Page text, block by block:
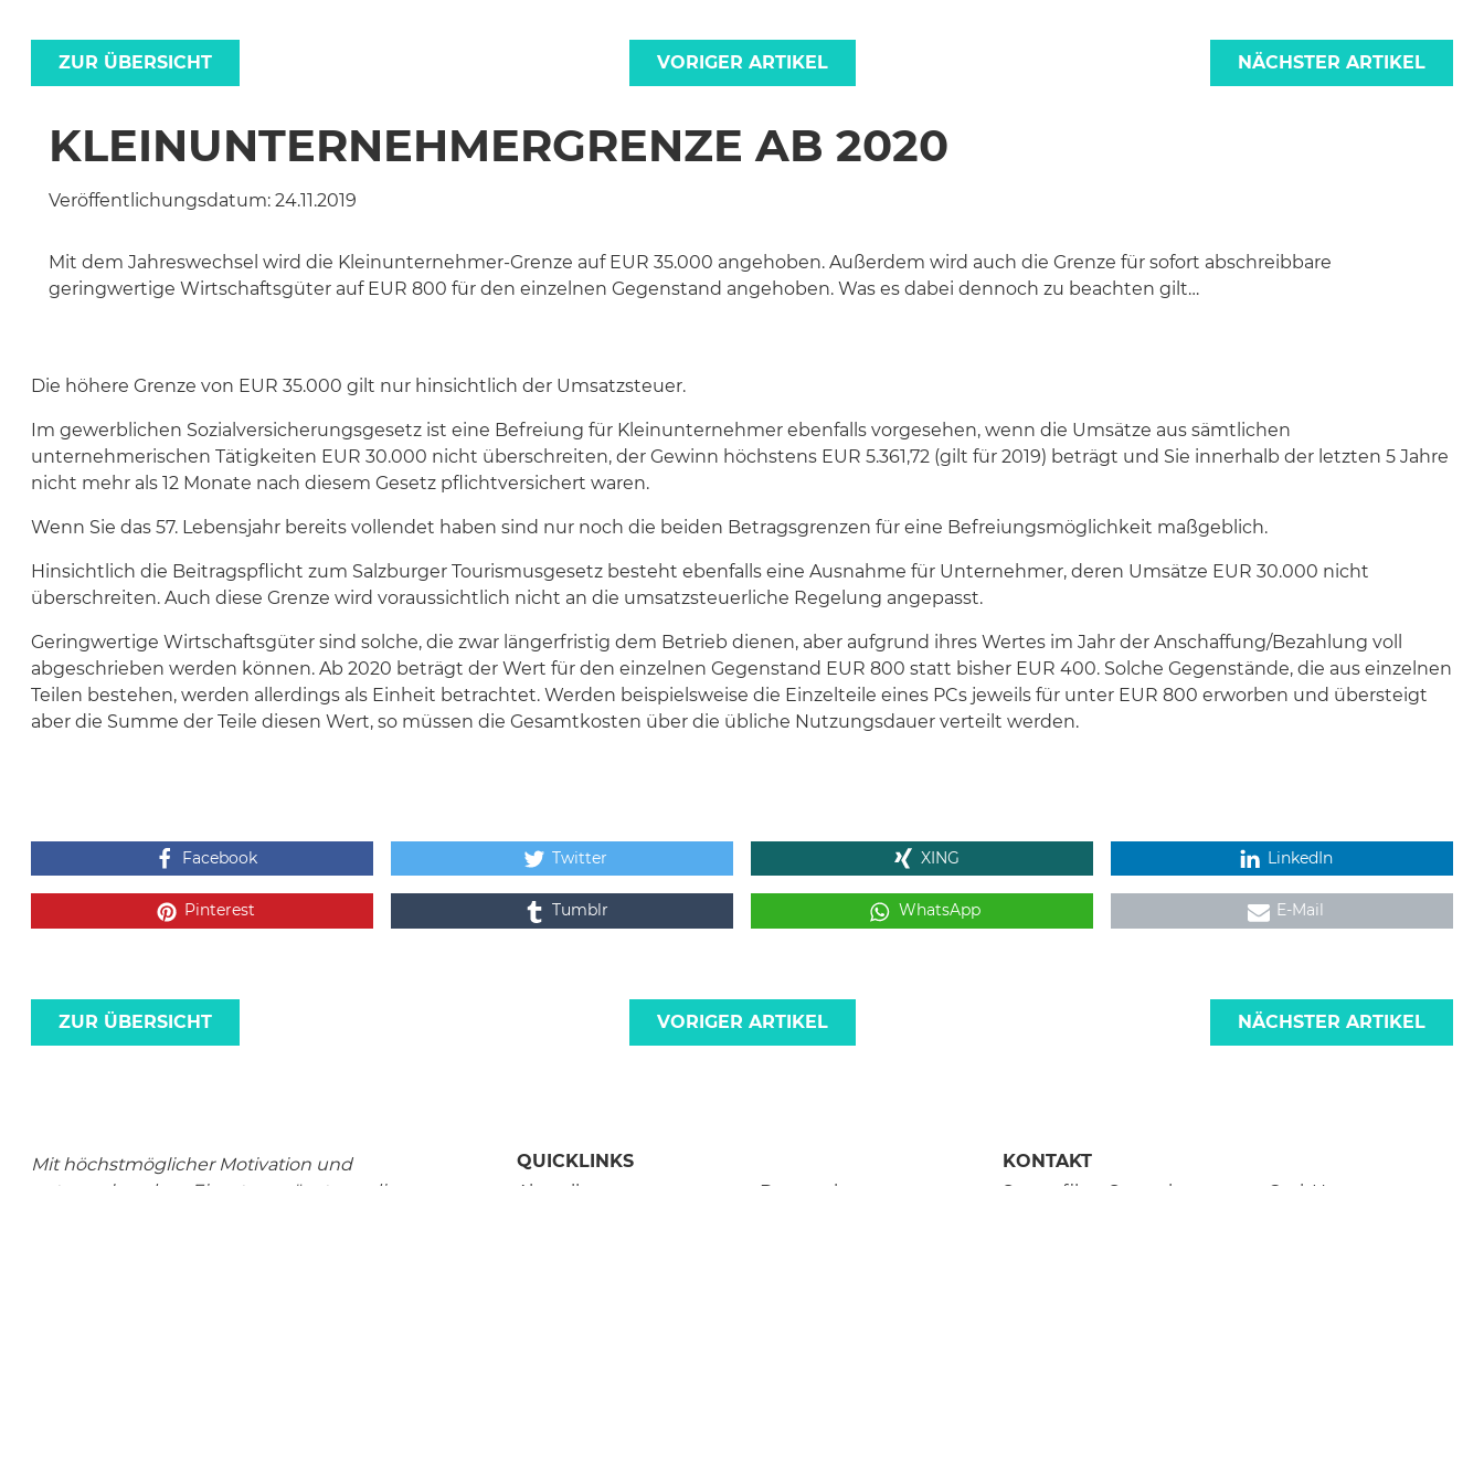
ZUR ÜBERSICHT VORIGER ARTIKEL NÄCHSTER ARTIKEL
KLEINUNTERNEHMERGRENZE AB 2020
Veröffentlichungsdatum: 24.11.2019
Mit dem Jahreswechsel wird die Kleinunternehmer-Grenze auf EUR 35.000 angehoben. Außerdem wird auch die Grenze für sofort abschreibbare
geringwertige Wirtschaftsgüter auf EUR 800 für den einzelnen Gegenstand angehoben. Was es dabei dennoch zu beachten gilt…
Die höhere Grenze von EUR 35.000 gilt nur hinsichtlich der Umsatzsteuer.
Im gewerblichen Sozialversicherungsgesetz ist eine Befreiung für Kleinunternehmer ebenfalls vorgesehen, wenn die Umsätze aus sämtlichen
unternehmerischen Tätigkeiten EUR 30.000 nicht überschreiten, der Gewinn höchstens EUR 5.361,72 (gilt für 2019) beträgt und Sie innerhalb der letzten 5 Jahre
nicht mehr als 12 Monate nach diesem Gesetz pflichtversichert waren.
Wenn Sie das 57. Lebensjahr bereits vollendet haben sind nur noch die beiden Betragsgrenzen für eine Befreiungsmöglichkeit maßgeblich.
Hinsichtlich die Beitragspflicht zum Salzburger Tourismusgesetz besteht ebenfalls eine Ausnahme für Unternehmer, deren Umsätze EUR 30.000 nicht
überschreiten. Auch diese Grenze wird voraussichtlich nicht an die umsatzsteuerliche Regelung angepasst.
Geringwertige Wirtschaftsgüter sind solche, die zwar längerfristig dem Betrieb dienen, aber aufgrund ihres Wertes im Jahr der Anschaffung/Bezahlung voll
abgeschrieben werden können. Ab 2020 beträgt der Wert für den einzelnen Gegenstand EUR 800 statt bisher EUR 400. Solche Gegenstände, die aus einzelnen
Teilen bestehen, werden allerdings als Einheit betrachtet. Werden beispielsweise die Einzelteile eines PCs jeweils für unter EUR 800 erworben und übersteigt
aber die Summe der Teile diesen Wert, so müssen die Gesamtkosten über die übliche Nutzungsdauer verteilt werden.
Facebook Twitter XING LinkedIn
Pinterest Tumblr WhatsApp E-Mail
ZUR ÜBERSICHT VORIGER ARTIKEL NÄCHSTER ARTIKEL
Mit höchstmöglicher Motivation und
entsprechendem Einsatz, ergänzt um die
QUICKLINKS
Aktuelles
Datenschutz
KONTAKT
Steuerfilter Steuerberatungs-GmbH